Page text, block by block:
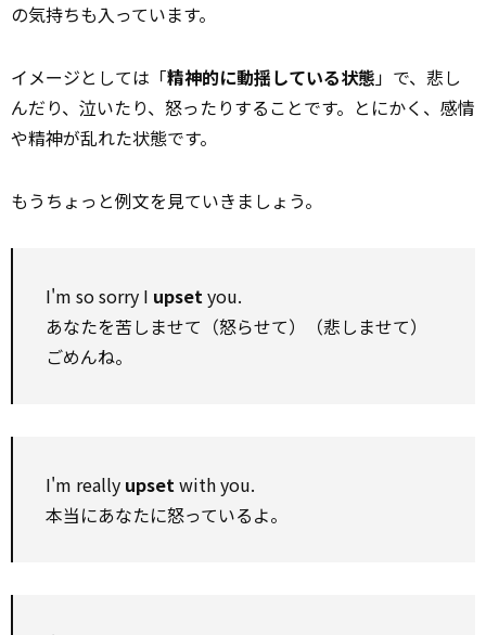
の気持ちも入っています。
イメージとしては「精神的に動揺している状態」で、悲し
んだり、泣いたり、怒ったりすることです。とにかく、感情
や精神が乱れた状態です。
もうちょっと例文を見ていきましょう。
I'm so sorry I upsetyou.
あなたを苦しませて（怒らせて）（悲しませて）
ごめんね。
I'm really upsetwith you.
本当にあなたに怒っているよ。